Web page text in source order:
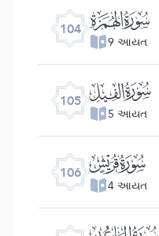
104 ﰕ
9 આયત
105 ﰖ
5 આયત
106 ﰗ
4 આયત